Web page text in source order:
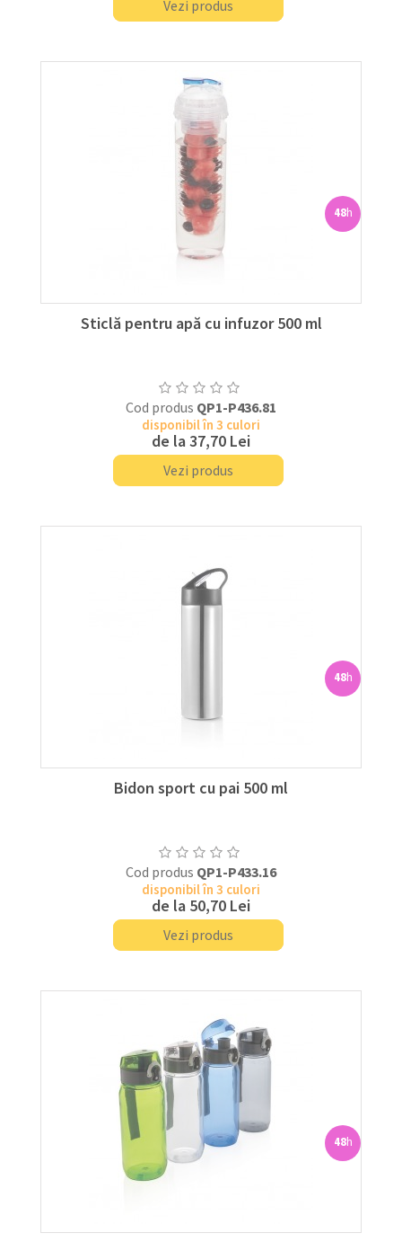
Vezi produs
48h
Sticlă pentru apă cu infuzor 500 ml
Cod produs QP1-P436.81
disponibil în 3 culori
de la 37,70 Lei
Vezi produs
48h
Bidon sport cu pai 500 ml
Cod produs QP1-P433.16
disponibil în 3 culori
de la 50,70 Lei
Vezi produs
48h